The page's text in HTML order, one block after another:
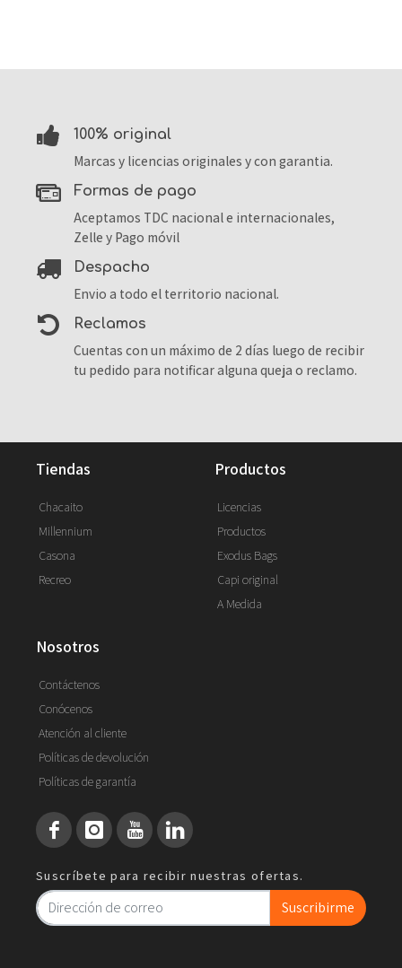
100% original
Marcas y licencias originales y con garantia.
formas de pago
Aceptamos TDC nacional e internacionales,
Zelle y Pago móvil
despacho
Envio a todo el territorio nacional.
reclamos
Cuentas con un máximo de 2 días luego de recibir
tu pedido para notificar alguna queja o reclamo.
tiendas
Chacaito
Millennium
Casona
Recreo
productos
Licencias
Productos
Exodus Bags
Capi original
A Medida
nosotros
Contáctenos
Conócenos
Atención al cliente
Políticas de devolución
Políticas de garantía
Suscríbete para recibir nuestras ofertas.
Suscribirme